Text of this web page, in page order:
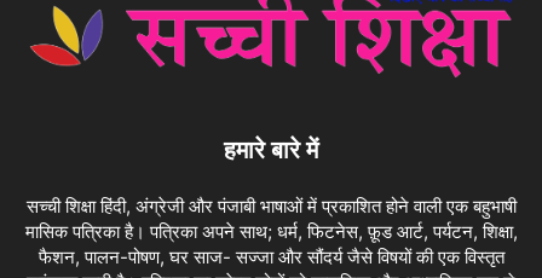
हमारे बारे में
सच्ची शिक्षा हिंदी, अंग्रेजी और पंजाबी भाषाओं में प्रकाशित होने वाली एक बहुभाषी
मासिक पत्रिका है। पत्रिका अपने साथ; धर्म, फिटनेस, फ़ूड आर्ट, पर्यटन, शिक्षा,
फैशन, पालन-पोषण, घर साज- सज्जा और सौंदर्य जैसे विषयों की एक विस्तृत